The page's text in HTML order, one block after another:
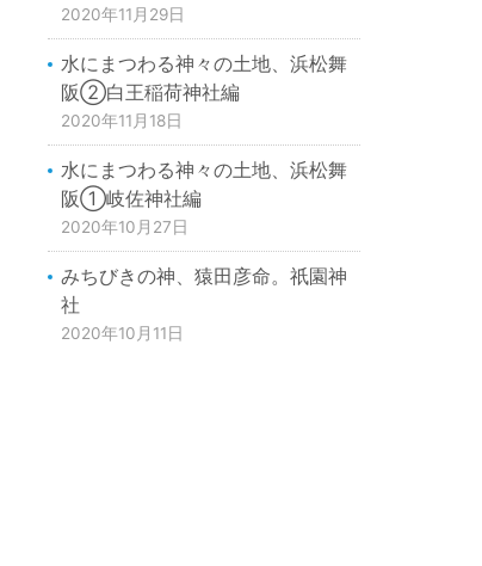
2020年11月29日
水にまつわる神々の土地、浜松舞
阪②白王稲荷神社編
2020年11月18日
水にまつわる神々の土地、浜松舞
阪①岐佐神社編
2020年10月27日
みちびきの神、猿田彦命。祇園神
社
2020年10月11日